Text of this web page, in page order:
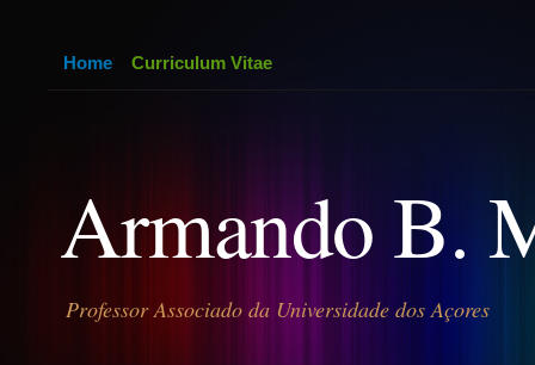
Armando B.
Professor Associado da Universidade dos Açores
Home Curriculum Vitae